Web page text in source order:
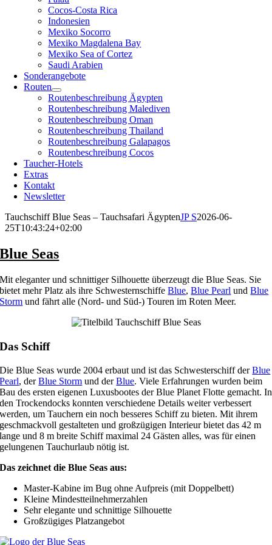
Cocos-Costa Rica
Indonesien
Mexiko Socorro
Mexiko Magdalena Bay
Mexiko Sea of Cortez
Saudi Arabien
Sonderangebote
Routen
Routenbeschreibung Ägypten
Routenbeschreibung Malediven
Routenbeschreibung Oman
Routenbeschreibung Thailand
Routenbeschreibung Galapagos
Routenbeschreibung Cocos
Taucher-Hotels
Extras
Kontakt
Newsletter
Tauchschiff Blue Seas – Tauchsafari ÄgyptenJP S2026-06-
25T10:43:24+02:00
Blue Seas
Mit eleganter und schnittiger Silhouette überzeugt die Blue Seas. Sie
bietet mehr Platz als ihre SchwesternschiffeBlue,Blue Pearl undBlue
Storm und fährt alle (Nord- und Süd-) Touren im Roten Meer.
Das Schiff
Die Blue Seas wurde 2004 erbaut und ist das Schwesterschiff derBlue
Pearl, derBlue Storm und derBlue. Viele Erfahrungen wurden beim
Bau des ersten eigenen Luxusbootes der Blue Planet Flotte gemacht. In
den Trockendocks konnten verschiedene Details weiter verbessert
werden, um Tauchern ein noch besseres Schiff zu bieten. Mit ihrem
geschmackvoll gestalteten und großzügigen Interieur bietet das 42 m
lange und 8 m breite Schiff maximal 24 Gästen alles, was für einen
gelungenen Tauchurlaub nötig ist.
Das zeichnet die Blue Seas aus:
Master-Kabine im Bug ohne Aufpreis (mit Doppelbett)
Kleine Mindestteilnehmerzahlen
Sehr elegante und schnittige Silhouette
Großzügiges Platzangebot